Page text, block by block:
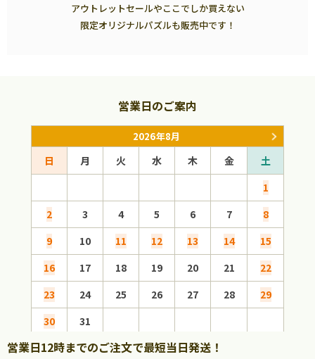
アウトレットセールやここでしか買えない
限定オリジナルパズルも販売中です！
営業日のご案内
2026年8月
日 月 火 水 木 金
土
1
2
3 4 5 6 7
8
9
10 11 12 13 14
15
16
17 18 19 20 21
22
23
24 25 26 27 28
29
30
31
営業日12時までのご注文で最短当日発送！